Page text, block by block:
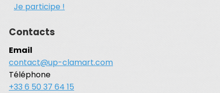
Je participe !
Contacts
Email
contact@up-clamart.com
Téléphone
+33 6 50 37 64 15